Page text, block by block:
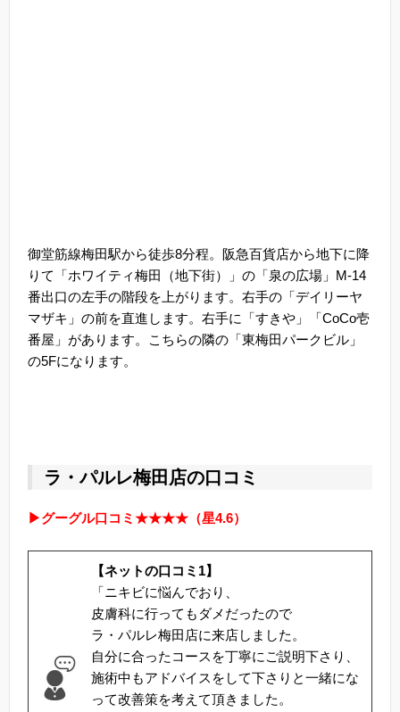
御堂筋線梅田駅から徒歩8分程。阪急百貨店から地下に降
りて「ホワイティ梅田（地下街）」の「泉の広場」M-14
番出口の左手の階段を上がります。右手の「デイリーヤ
マザキ」の前を直進します。右手に「すきや」「CoCo壱
番屋」があります。こちらの隣の「東梅田パークビル」
の5Fになります。
ラ・パルレ梅田店の口コミ
▶グーグル口コミ★★★★（星4.6）
【ネットの口コミ1】
「ニキビに悩んでおり、
皮膚科に行ってもダメだったので
ラ・パルレ梅田店に来店しました。
自分に合ったコースを丁寧にご説明下さり、
施術中もアドバイスをして下さりと一緒にな
って改善策を考えて頂きました。